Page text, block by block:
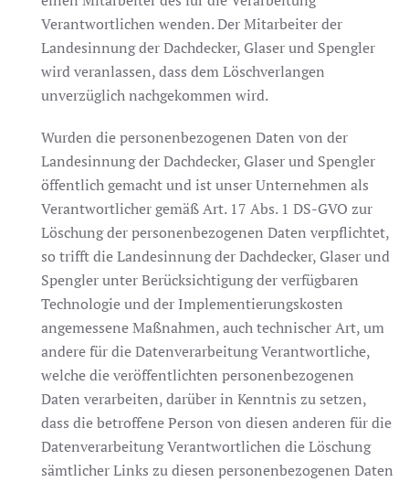
Verantwortlichen wenden. Der Mitarbeiter der
Landesinnung der Dachdecker, Glaser und Spengler
wird veranlassen, dass dem Löschverlangen
unverzüglich nachgekommen wird.
Wurden die personenbezogenen Daten von der
Landesinnung der Dachdecker, Glaser und Spengler
öffentlich gemacht und ist unser Unternehmen als
Verantwortlicher gemäß Art. 17 Abs. 1 DS-GVO zur
Löschung der personenbezogenen Daten verpflichtet,
so trifft die Landesinnung der Dachdecker, Glaser und
Spengler unter Berücksichtigung der verfügbaren
Technologie und der Implementierungskosten
angemessene Maßnahmen, auch technischer Art, um
andere für die Datenverarbeitung Verantwortliche,
welche die veröffentlichten personenbezogenen
Daten verarbeiten, darüber in Kenntnis zu setzen,
dass die betroffene Person von diesen anderen für die
Datenverarbeitung Verantwortlichen die Löschung
sämtlicher Links zu diesen personenbezogenen Daten